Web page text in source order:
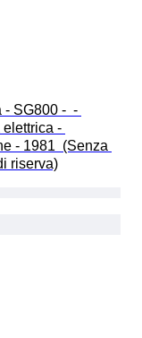
- SG800 -  -
-
- 1981  (Senza
riserva)